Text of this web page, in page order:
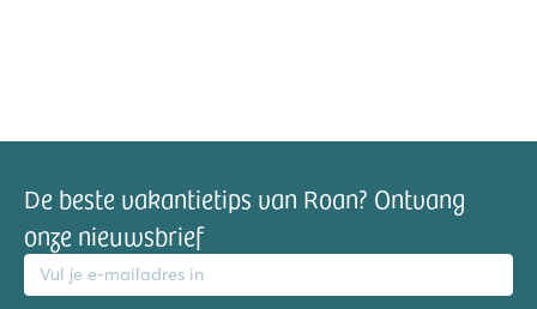
De beste vakantietips van Roan? Ontvang
onze nieuwsbrief